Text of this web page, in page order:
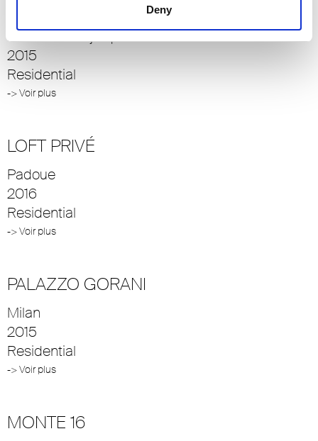
Deny
Palma de Majorque
2015
Residential
-> Voir plus
LOFT PRIVÉ
Padoue
2016
Residential
-> Voir plus
PALAZZO GORANI
Milan
2015
Residential
-> Voir plus
MONTE 16